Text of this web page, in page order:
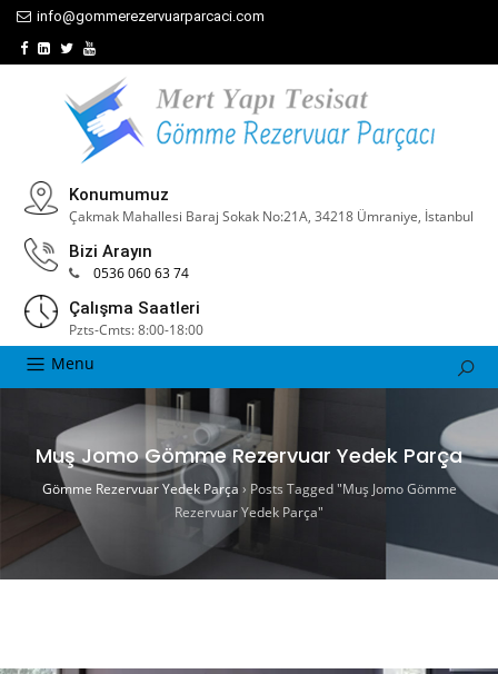
info@gommerezervuarparcaci.com
Konumumuz
Çakmak Mahallesi Baraj Sokak No:21A, 34218 Ümraniye, İstanbul
Bizi Arayın
0536 060 63 74
Çalışma Saatleri
Pzts-Cmts: 8:00-18:00
Menu
Muş Jomo Gömme Rezervuar Yedek Parça
Gömme Rezervuar Yedek Parça › Posts Tagged "Muş Jomo Gömme
Rezervuar Yedek Parça"